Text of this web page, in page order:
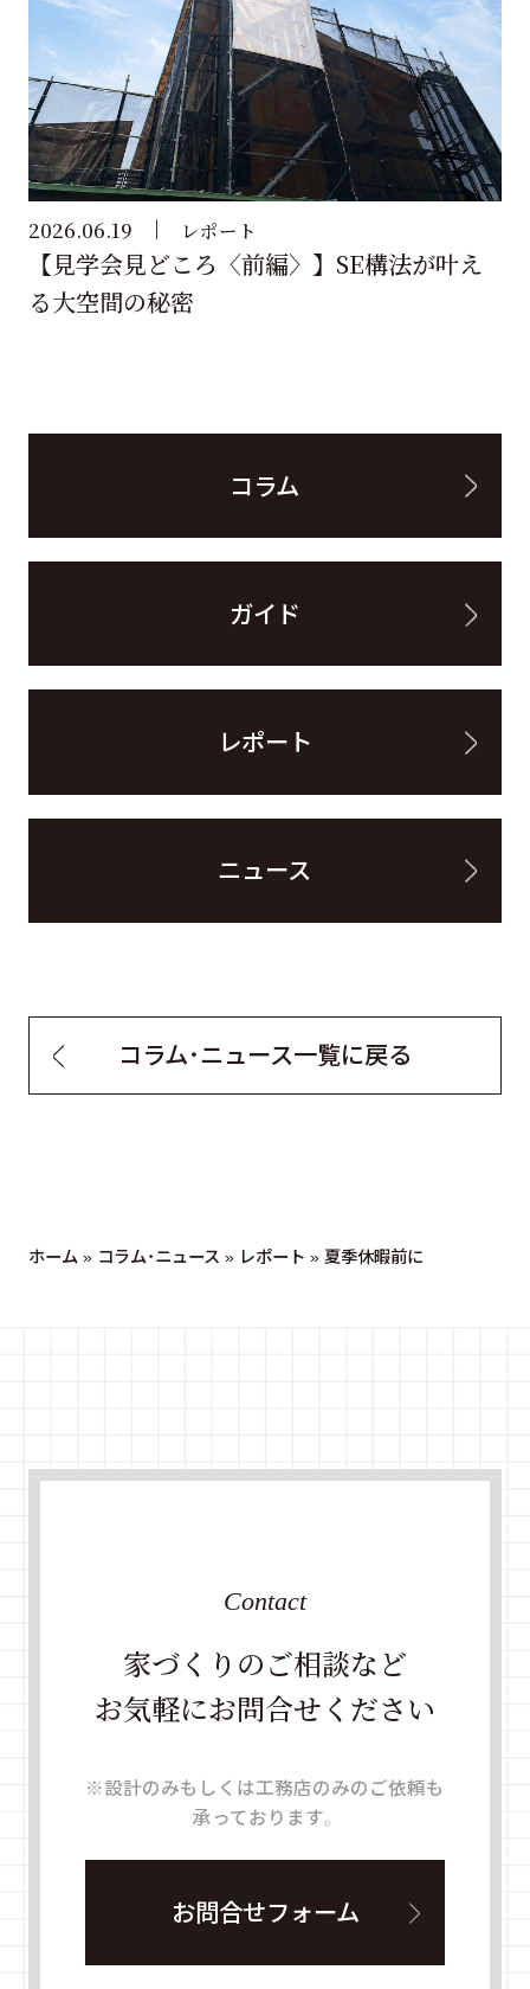
2026.06.19 レポート
【見学会見どころ〈前編〉】SE構法が叶え
る大空間の秘密
コラム
ガイド
レポート
ニュース
コラム・ニュース一覧に戻る
ホーム» コラム・ニュース » レポート » 夏季休暇前に
家づくりのご相談など
お気軽にお問合せください
Contact
※設計のみもしくは工務店のみのご依頼も
承っております。
お問合せフォーム